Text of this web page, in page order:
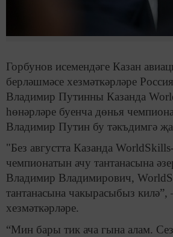
Горбунов исемендәге Казан
берләшмәсе хезмәткәрләре
Владимир Путинны Казанда
һөнәрләре буенча дөнья
Владимир Путин бу тәкъдимгә
"Без августта Казанда
чемпионатын ачу тантанасына
Владимир Владимирович,
тантанасына чакырасыбыз килә”,
хезмәткәрләре.
“Мин бары тик ача гына алам.